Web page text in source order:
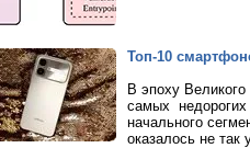
Топ-10
В эпоху
самых
начального
оказалось не так